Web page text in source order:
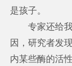
是孩子。
专家还给我
因，研究者发
内某些酶的活